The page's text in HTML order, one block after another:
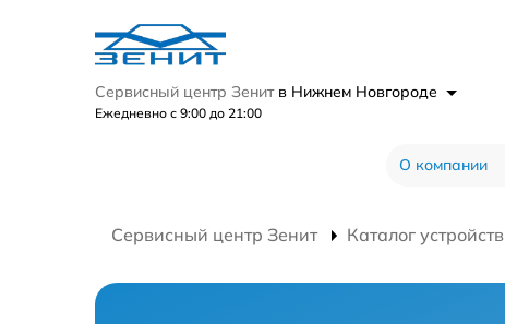
Сервисный центр Зенит в Нижнем Новгороде
Ежедневно с 9:00 до 21:00
О компании
Сервисный центр Зенит Каталог устройств